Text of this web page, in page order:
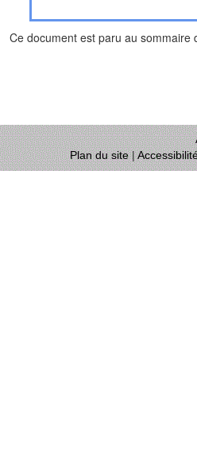
Ce document est paru au sommaire
Plan du site|